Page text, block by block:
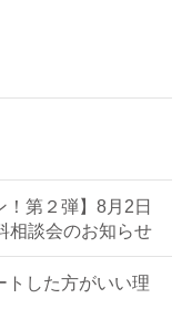
！第２弾】8月2日
相談会のお知らせ
トした方がいい理